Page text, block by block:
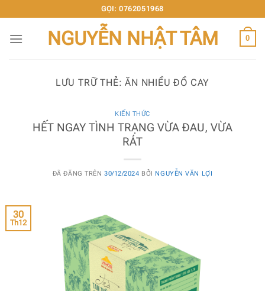
đến
nội
GỌI: 0762051968
NGUYỄN NHẬT TÂM 0
LƯU TRỮ THẺ:ĂN NHIỀU ĐỒ CAY
KIẾN THỨC
HẾT NGAY TÌNH TRẠNG VỪA ĐAU, VỪA
RÁT
ĐÃ ĐĂNG TRÊN 30/12/2024 BỞI NGUYỄN VĂN LỢI
30
Th12